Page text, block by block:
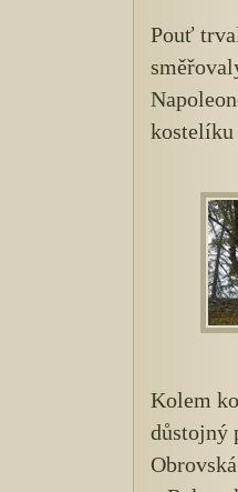
Pouť
kostelíku
Kolem
důstojný